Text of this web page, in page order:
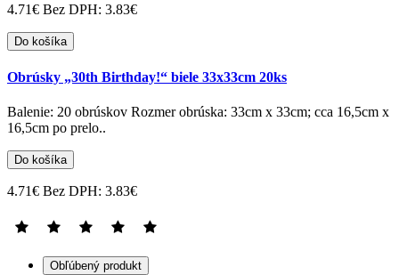
4.71€ Bez DPH: 3.83€
Do košíka
Obrúsky „30th Birthday!“ biele 33x33cm 20ks
Balenie: 20 obrúskov Rozmer obrúska: 33cm x 33cm; cca 16,5cm x
16,5cm po prelo..
Do košíka
4.71€ Bez DPH: 3.83€
Obľúbený produkt